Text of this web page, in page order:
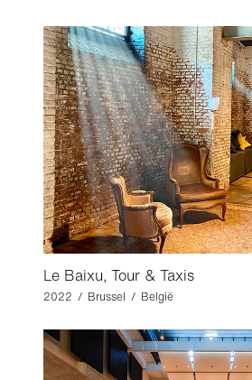
Le Baixu, Tour & Taxis
2022 / Brussel / België